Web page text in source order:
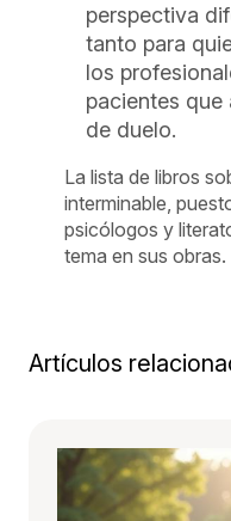
perspectiva
tanto para
los
pacientes que
de duelo.
La lista de libros
interminable,
psicólogos y
tema en sus obras.
Artículos